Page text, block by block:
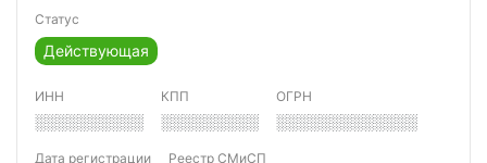
Статус
Действующая
ИНН
░░░░░░░░░░
КПП
░░░░░░░░░
ОГРН
░░░░░░░░░░░░░
Дата регистрации Реестр СМиСП